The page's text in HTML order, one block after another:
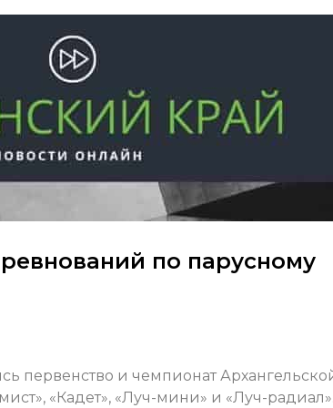
по парусному
первенство и чемпионат
«Кадет», «Луч-мини» и «Луч-